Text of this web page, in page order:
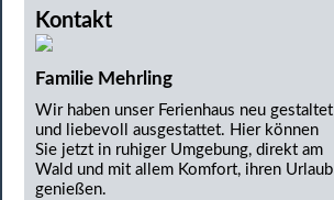
Kontakt
Familie Mehrling
Wir haben unser Ferienhaus neu gestaltet
und liebevoll ausgestattet. Hier können
Sie jetzt in ruhiger Umgebung, direkt am
Wald und mit allem Komfort, ihren Urlaub
genießen.